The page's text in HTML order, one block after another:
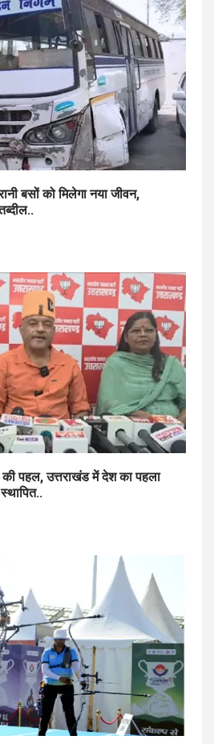
बसों को मिलेगा नया जीवन,
की पहल, उत्तराखंड में देश का पहला